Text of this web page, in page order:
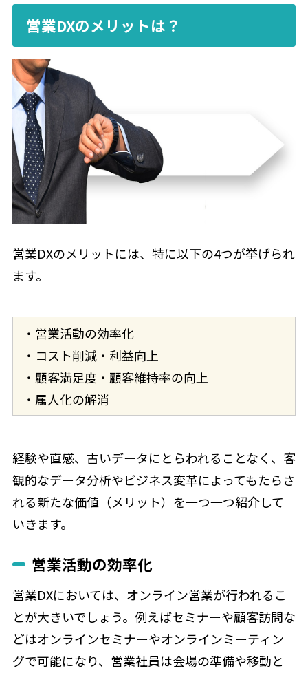
営業DXのメリットは？
営業DXのメリットには、特に以下の4つが挙げられ
ます。
・営業活動の効率化
・コスト削減・利益向上
・顧客満足度・顧客維持率の向上
・属人化の解消
経験や直感、古いデータにとらわれることなく、客
観的なデータ分析やビジネス変革によってもたらさ
れる新たな価値（メリット）を一つ一つ紹介して
いきます。
営業活動の効率化
営業DXにおいては、オンライン営業が行われるこ
とが大きいでしょう。例えばセミナーや顧客訪問な
どはオンラインセミナーやオンラインミーティン
グで可能になり、営業社員は会場の準備や移動と